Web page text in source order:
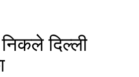
दिल्ली